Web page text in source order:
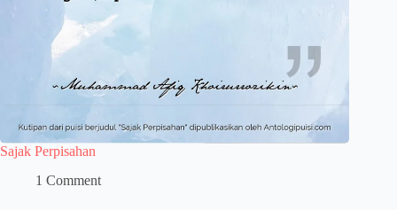
Sajak Perpisahan
1 Comment